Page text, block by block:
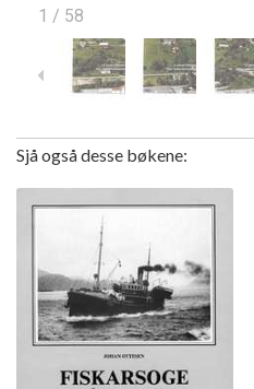
1 / 58
Sjå også desse bøkene: